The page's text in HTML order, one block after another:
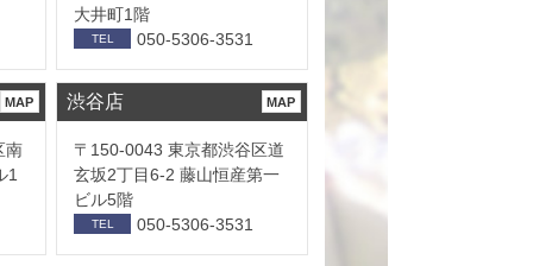
大井町1階
TEL 050-5306-3531
MAP
南
1
渋谷店 MAP
〒150-0043 東京都渋谷区道
玄坂2丁目6-2 藤山恒産第一
ビル5階
TEL 050-5306-3531